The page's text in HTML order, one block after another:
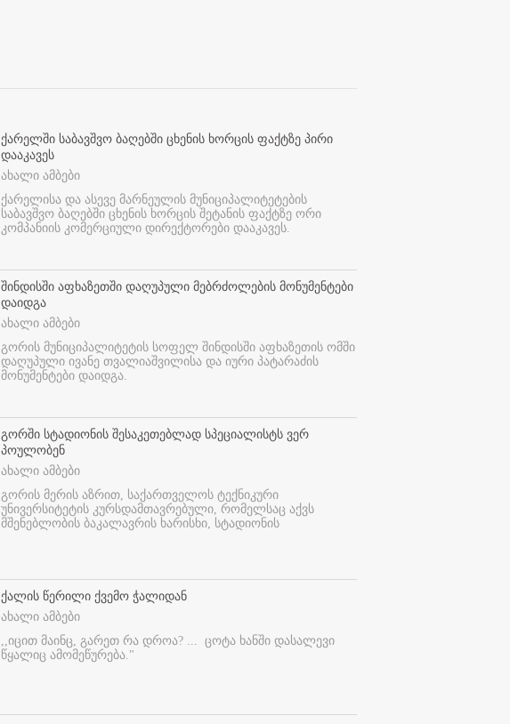
ქარელში საბავშვო ბაღებში ცხენის ხორცის ფაქტზე პირი
დააკავეს
ახალი ამბები
ქარელისა და ასევე მარნეულის მუნიციპალიტეტების
საბავშვო ბაღებში ცხენის ხორცის შეტანის ფაქტზე ორი
კომპანიის კომერციული დირექტორები დააკავეს.
შინდისში აფხაზეთში დაღუპული მებრძოლების მონუმენტები
დაიდგა
ახალი ამბები
გორის მუნიციპალიტეტის სოფელ შინდისში აფხაზეთის ომში
დაღუპული ივანე თვალიაშვილისა და იური პატარაძის
მონუმენტები დაიდგა.
გორში სტადიონის შესაკეთებლად სპეციალისტს ვერ
პოულობენ
ახალი ამბები
გორის მერის აზრით, საქართველოს ტექნიკური
უნივერსიტეტის კურსდამთავრებული, რომელსაც აქვს
მშენებლობის ბაკალავრის ხარისხი, სტადიონის
ქალის წერილი ქვემო ჭალიდან
ახალი ამბები
,,იცით მაინც, გარეთ რა დროა? ... ცოტა ხანში დასალევი
წყალიც ამომეწურება."